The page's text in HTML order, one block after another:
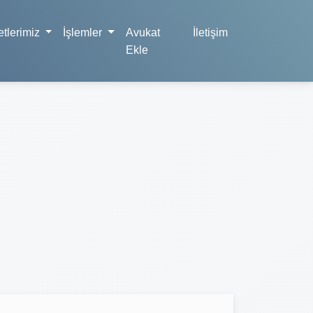
İşlemler
Avukat
Ekle
İletişim